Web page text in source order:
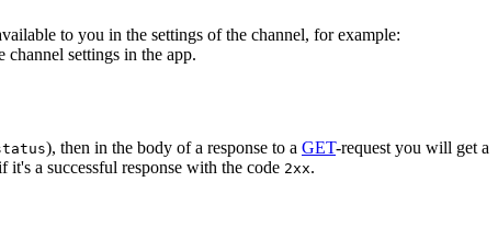
to you in the settings of the channel, for example:
channel settings in the app.
), then in the body of a response to a GET-request you will get a
a successful response with the code 2xx.